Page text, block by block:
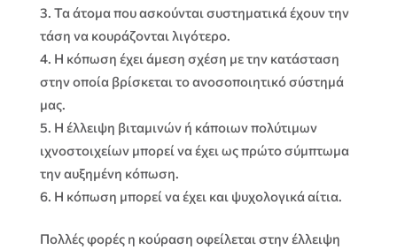
Τα άτομα που ασκούνται συστηματικά έχουν την
τάση να κουράζονται λιγότερο.
Η κόπωση έχει άμεση σχέση με την κατάσταση
στην οποία βρίσκεται το ανοσοποιητικό σύστημά
μας.
Η έλλειψη βιταμινών ή κάποιων πολύτιμων
ιχνοστοιχείων μπορεί να έχει ως πρώτο σύμπτωμα
την αυξημένη κόπωση.
Η κόπωση μπορεί να έχει και ψυχολογικά αίτια.
Πολλές φορές η κούραση οφείλεται στην έλλειψη